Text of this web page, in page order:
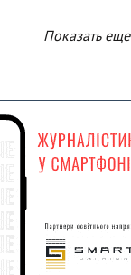
вражеской армии в
составили 1 431 900
на 20 июля
вражеской армии в
составили 1 430 530
19 июля
на 19 июля
вражеской армии в
составили 1 428 930
Показать еще